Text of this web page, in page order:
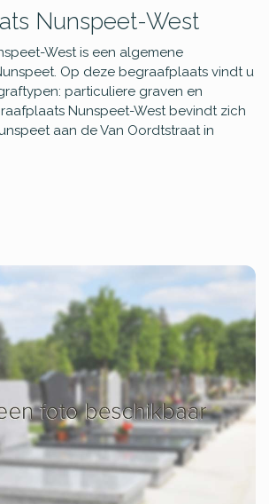
Nunspeet-West
West is een algemene
Op deze begraafplaats vindt u
particuliere graven en
Nunspeet-West bevindt zich
aan de Van Oordtstraat in